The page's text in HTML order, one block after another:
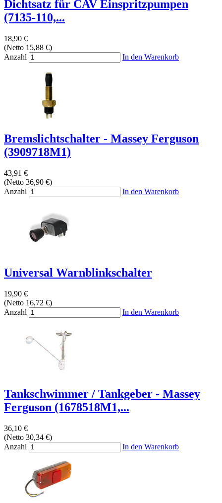
Dichtsatz für CAV Einspritzpumpen
(7135-110,...
18,90 €
(Netto 15,88 €)
Anzahl
In den Warenkorb
Bremslichtschalter - Massey Ferguson
(3909718M1)
43,91 €
(Netto 36,90 €)
Anzahl
In den Warenkorb
Universal Warnblinkschalter
19,90 €
(Netto 16,72 €)
Anzahl
In den Warenkorb
Tankschwimmer / Tankgeber - Massey
Ferguson (1678518M1,...
36,10 €
(Netto 30,34 €)
Anzahl
In den Warenkorb